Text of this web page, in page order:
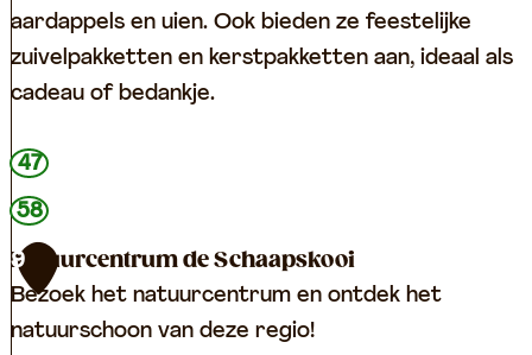
u
t
a
u
t
aardappels en uien. Ook bieden ze feestelijke
zuivelpakketten en kerstpakketten aan, ideaal als
cadeau of bedankje.
D
e
u
u
r
47
58
9
Natuurcentrum de Schaapskooi
Bezoek het natuurcentrum en ontdek het
natuurschoon van deze regio!